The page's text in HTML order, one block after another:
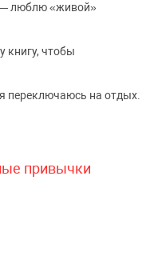
— люблю «живой»
книгу, чтобы
переключаюсь на отдых.
привычки